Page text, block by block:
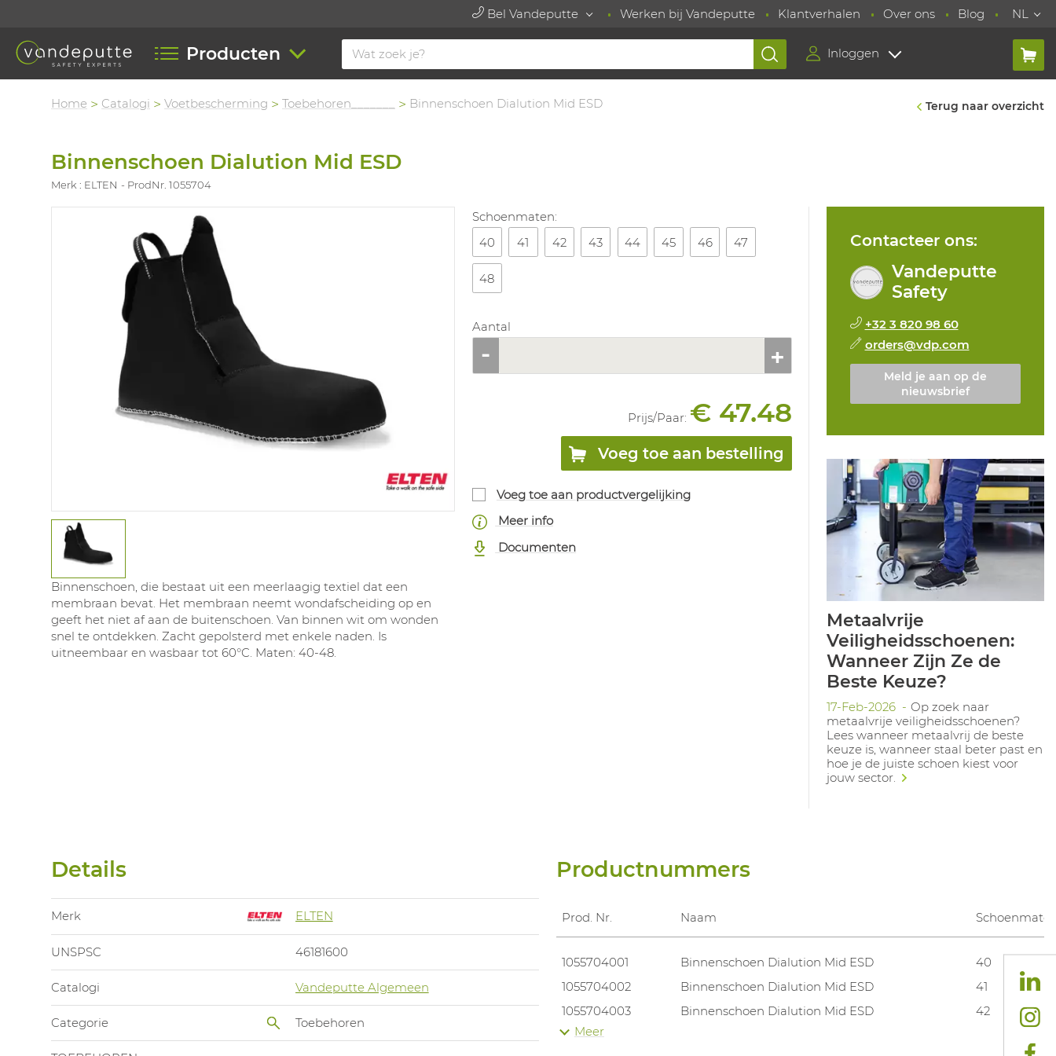
Bel Vandeputte Werken bij Vandeputte Klantverhalen Over ons Blog NL
Producten Inloggen
Home Catalogi Voetbescherming Toebehoren_______ Binnenschoen Dialution Mid ESD Terug naar overzicht
Binnenschoen Dialution Mid ESD
Merk : ELTEN ProdNr. 1055704
Binnenschoen, die bestaat uit een meerlaagig textiel dat een
membraan bevat. Het membraan neemt wondafscheiding op en
geeft het niet af aan de buitenschoen. Van binnen wit om wonden
snel te ontdekken. Zacht gepolsterd met enkele naden. Is
uitneembaar en wasbaar tot 60°C. Maten: 40-48.
Schoenmaten:
40
41 42 43 44 45 46 47
48
Aantal
Prijs/Paar: € 47.48
Voeg toe aan bestelling
Voeg toe aan productvergelijking
Meer info
Documenten
Contacteer ons:
Vandeputte
Safety
+32 3 820 98 60
orders@vdp.com
Meld je aan op de
nieuwsbrief
Metaalvrije
Veiligheidsschoenen:
Wanneer Zijn Ze de
Beste Keuze?
17-Feb-2026
Op zoek naar
metaalvrije veiligheidsschoenen?
Lees wanneer metaalvrij de beste
keuze is, wanneer staal beter past en
hoe je de juiste schoen kiest voor
jouw sector.
Details
Merk ELTEN
UNSPSC 46181600
Catalogi Vandeputte Algemeen
Categorie Toebehoren
Productnummers
Prod. Nr. Naam
1055704001 Binnenschoen Dialution Mid ESD
40
1055704002
Binnenschoen Dialution Mid ESD
41
1055704003
Binnenschoen Dialution Mid ESD
42
1055704004
Meer